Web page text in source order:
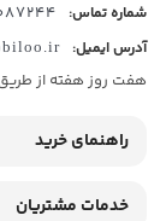
حافظه داخلی
128GB
حافظه رم
اتصالات:
شماره تماس: 021
آدرس ایمیل:
هفت روز هفته از
راهنمای خرید
خدمات مشتریان